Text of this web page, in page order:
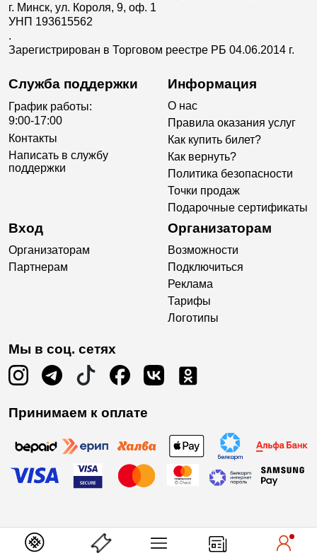
г. Минск, ул. Короля, 9, оф. 1
УНП 193615562
.
Зарегистрирован в Торговом реестре РБ 04.06.2014 г.
Служба поддержки
График работы:
9:00-17:00
Контакты
Написать в службу
поддержки
Информация
О нас
Правила оказания услуг
Как купить билет?
Как вернуть?
Политика безопасности
Точки продаж
Подарочные сертификаты
Вход
Организаторам
Партнерам
Организаторам
Возможности
Подключиться
Реклама
Тарифы
Логотипы
Мы в соц. сетях
Принимаем к оплате